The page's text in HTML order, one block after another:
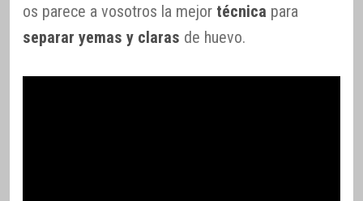
os parece a vosotros la mejor técnica para
separar yemas y claras de huevo.